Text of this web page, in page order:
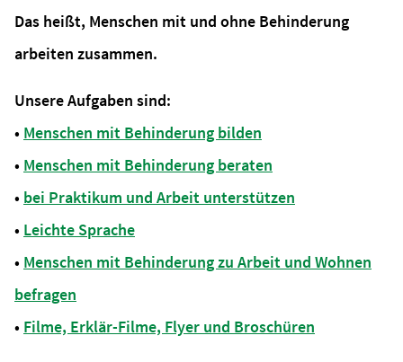
Das heißt, Menschen mit und ohne Behinderung
arbeiten zusammen.
Unsere Aufgaben sind:
• Menschen mit Behinderung bilden
• Menschen mit Behinderung beraten
• bei Praktikum und Arbeit unterstützen
• Leichte Sprache
• Menschen mit Behinderung zu Arbeit und Wohnen
befragen
• Filme, Erklär-Filme, Flyer und Broschüren